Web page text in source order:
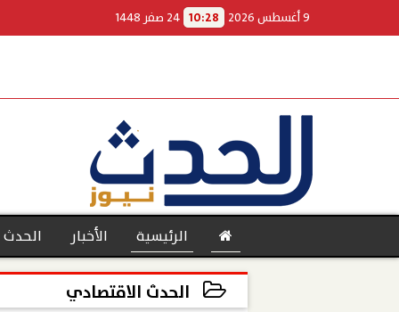
9 أغسطس 2026 10:28 24 صفر 1448
الرئيسية الأخبار الحدث
الحدث الاقتصادي